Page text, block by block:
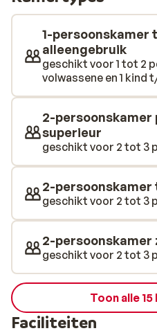
waterpark met wel 8
een lazy river willen de
uit. Wat aan je conditie
Olympische afmetingen
wedstrijdjes houden. Ook
basketballen, fitnessen, of
de 15 tennisbanen. Van al
en dorst gekregen. Een
gehaald bij onder andere
smaakpapillen worden
verschillende restaurants.
wordt hier allemaal
Taverna ‘Kalypso’, geniet
1-persoonskamer
alleengebruik
geschikt voor 1 tot 2
volwassene en 1 kind
2-persoonskamer
superieur
geschikt voor 2 tot 3
2-persoonskamer
geschikt voor 2 tot 3
2-persoonskamer
geschikt voor 2 tot 3
Toon alle
Faciliteiten